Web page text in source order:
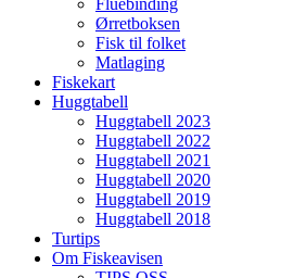
Ørretboksen
Fisk til folket
Matlaging
Fiskekart
Huggtabell
Huggtabell 2023
Huggtabell 2022
Huggtabell 2021
Huggtabell 2020
Huggtabell 2019
Huggtabell 2018
Turtips
Om Fiskeavisen